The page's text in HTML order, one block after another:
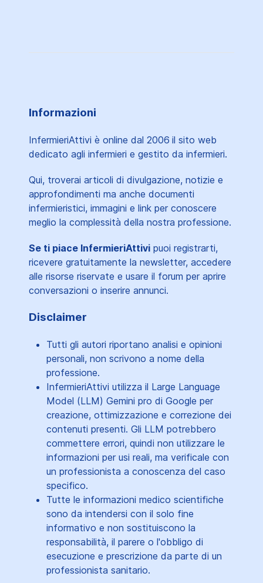
Informazioni
InfermieriAttivi è online dal 2006 il sito web
dedicato agli infermieri e gestito da infermieri.
Qui, troverai articoli di divulgazione, notizie e
approfondimenti ma anche documenti
infermieristici, immagini e link per conoscere
meglio la complessità della nostra professione.
Se ti piace InfermieriAttivi puoi registrarti,
ricevere gratuitamente la newsletter, accedere
alle risorse riservate e usare il forum per aprire
conversazioni o inserire annunci.
Disclaimer
Tutti gli autori riportano analisi e opinioni
personali, non scrivono a nome della
professione.
InfermieriAttivi utilizza il Large Language
Model (LLM) Gemini pro di Google per
creazione, ottimizzazione e correzione dei
contenuti presenti. Gli LLM potrebbero
commettere errori, quindi non utilizzare le
informazioni per usi reali, ma verificale con
un professionista a conoscenza del caso
specifico.
Tutte le informazioni medico scientifiche
sono da intendersi con il solo fine
informativo e non sostituiscono la
responsabilità, il parere o l'obbligo di
esecuzione e prescrizione da parte di un
professionista sanitario.